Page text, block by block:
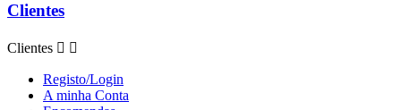
Clientes
Clientes  
Registo/Login
A minha Conta